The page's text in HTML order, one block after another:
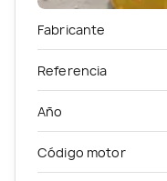
Fabricante
Referencia
Año
Código motor